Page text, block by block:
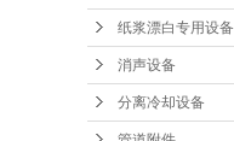
纸浆漂白专用设备
消声设备
分离冷却设备